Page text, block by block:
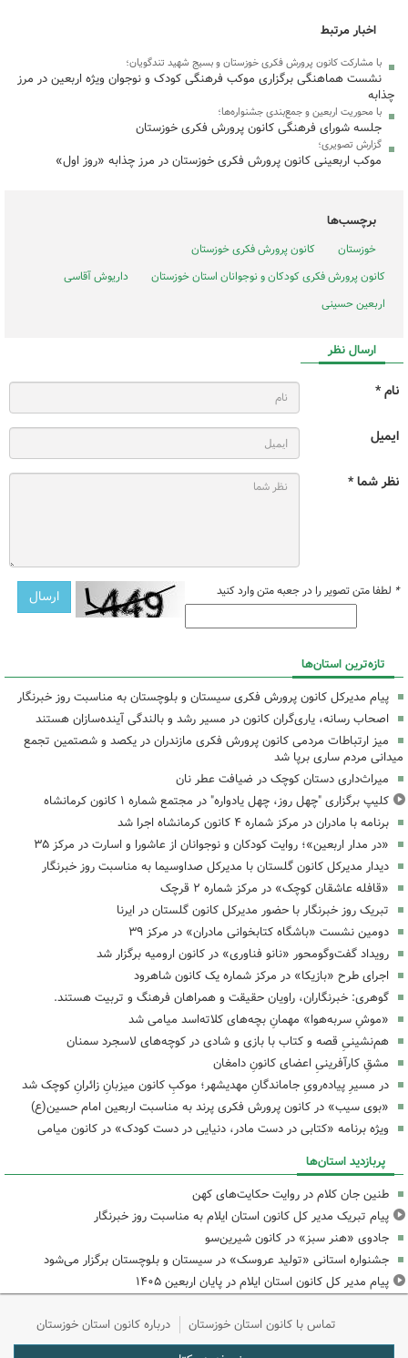
اخبار مرتبط
با مشارکت کانون پرورش فکری خوزستان و بسیج شهید تندگویان؛
نشست هماهنگی برگزاری موکب فرهنگی کودک و نوجوان ویژه اربعین در مرز
چذابه
با محوریت اربعین و جمع‌بندی جشنواره‌ها؛
جلسه شورای فرهنگی کانون پرورش فکری خوزستان
گزارش تصویری؛
موکب اربعینی کانون پرورش فکری خوزستان در مرز چذابه «روز اول»
برچسب‌ها
خوزستان
کانون پرورش فکری خوزستان
کانون پرورش فکری کودکان و نوجوانان استان خوزستان
داریوش آقاسی
اربعین حسینی
ارسال نظر
نام *
ایمیل
نظر شما *
* لطفا متن تصویر را در جعبه متن وارد کنید
تازه‌ترین استان‌ها
پیام مدیرکل کانون پرورش فکری سیستان و بلوچستان به مناسبت روز خبرنگار
اصحاب رسانه، یاری‌گران کانون در مسیر رشد و بالندگی آینده‌سازان هستند
میز ارتباطات مردمی کانون پرورش فکری مازندران در یکصد و شصتمین تجمع
میدانی مردم ساری برپا شد
میراث‌داری دستان کوچک در ضیافت عطر نان
کلیپ برگزاری "چهل روز، چهل یادواره" در مجتمع شماره ۱ کانون کرمانشاه
برنامه با مادران در مرکز شماره ۴ کانون کرمانشاه اجرا شد
«در مدار اربعین»؛ روایت کودکان و نوجوانان از عاشورا و اسارت در مرکز ۳۵
دیدار مدیرکل کانون گلستان با مدیرکل صداوسیما به مناسبت روز خبرنگار
«قافله عاشقان کوچک» در مرکز شماره ۲ قرچک
تبریک روز خبرنگار با حضور مدیرکل کانون گلستان در ایرنا
دومین نشست «باشگاه کتابخوانی مادران» در مرکز ۳۹
رویداد گفت‌وگومحور «نانو فناوری» در کانون ارومیه برگزار شد
اجرای طرح «بازیکا» در مرکز شماره یک کانون شاهرود
گوهری: خبرنگاران، راویان حقیقت و همراهان فرهنگ و تربیت هستند.
«موشِ سربه‌هوا» مهمانِ بچه‌های کلاته‌اسد میامی شد
هم‌نشینیِ قصه و کتاب با بازی و شادی در کوچه‌های لاسجرد سمنان
مشقِ کارآفرینیِ اعضای کانونِ دامغان
در مسیرِ پیاده‌رویِ جاماندگانِ مهدیشهر؛ موکبِ کانون میزبانِ زائرانِ کوچک شد
«بوی سیب» در کانون پرورش فکری پرند به مناسبت اربعین امام حسین(ع)
ویژه برنامه «کتابی در دست مادر، دنیایی در دست کودک» در کانون میامی
پربازدید استان‌ها
طنین جان کلام در روایت حکایت‌های کهن
پیام تبریک مدیر کل کانون استان ایلام به مناسبت روز خبرنگار
جادوی «هنر سبز» در کانون شیرین‌سو
جشنواره استانی «تولید عروسک» در سیستان و بلوچستان برگزار می‌شود
پیام مدیر کل کانون استان ایلام در پایان اربعین ۱۴۰۵
تماس با کانون استان خوزستان درباره کانون استان خوزستان